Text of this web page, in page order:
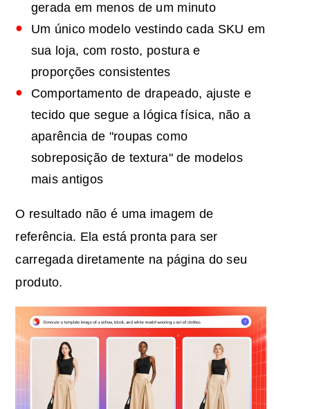
gerada em menos de um minuto
Um único modelo vestindo cada SKU em
sua loja, com rosto, postura e
proporções consistentes
Comportamento de drapeado, ajuste e
tecido que segue a lógica física, não a
aparência de "roupas como
sobreposição de textura" de modelos
mais antigos
O resultado não é uma imagem de
referência. Ela está pronta para ser
carregada diretamente na página do seu
produto.